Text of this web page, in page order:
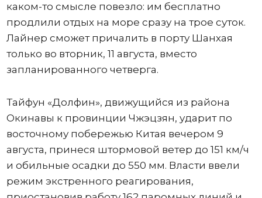
каком-то смысле повезло: им бесплатно
продлили отдых на море сразу на трое суток.
Лайнер сможет причалить в порту Шанхая
только во вторник, 11 августа, вместо
запланированного четверга.
Тайфун «Долфин», движущийся из района
Окинавы к провинции Чжэцзян, ударит по
восточному побережью Китая вечером 9
августа, принеся штормовой ветер до 151 км/ч
и обильные осадки до 550 мм. Власти ввели
режим экстренного реагирования,